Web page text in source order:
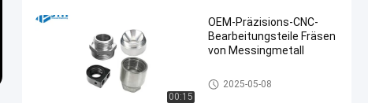
00:15
OEM-Präzisions-CNC-
Bearbeitungsteile Fräsen
von Messingmetall
Cnc-Prägeservice
2025-05-08